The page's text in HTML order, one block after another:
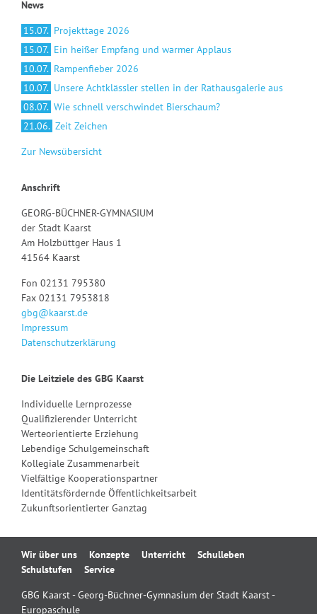
News
15.07. Projekttage 2026
15.07. Ein heißer Empfang und warmer Applaus
10.07. Rampenfieber 2026
10.07. Unsere Achtklässler stellen in der Rathausgalerie aus
08.07. Wie schnell verschwindet Bierschaum?
21.06. Zeit Zeichen
Zur Newsübersicht
Anschrift
GEORG-BÜCHNER-GYMNASIUM
der Stadt Kaarst
Am Holzbüttger Haus 1
41564 Kaarst
Fon 02131 795380
Fax 02131 7953818
gbg@kaarst.de
Impressum
Datenschutzerklärung
Die Leitziele des GBG Kaarst
Individuelle Lernprozesse
Qualifizierender Unterricht
Werteorientierte Erziehung
Lebendige Schulgemeinschaft
Kollegiale Zusammenarbeit
Vielfältige Kooperationspartner
Identitätsfördernde Öffentlichkeitsarbeit
Zukunftsorientierter Ganztag
Navigation
überspringen
Wir über uns Konzepte Unterricht
Schulleben
Schulstufen
Service
GBG Kaarst - Georg-Büchner-Gymnasium der Stadt Kaarst -
Europaschule